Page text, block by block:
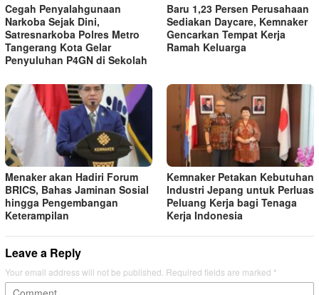
Cegah Penyalahgunaan
Narkoba Sejak Dini,
Satresnarkoba Polres Metro
Tangerang Kota Gelar
Penyuluhan P4GN di Sekolah
Baru 1,23 Persen Perusahaan
Sediakan Daycare, Kemnaker
Gencarkan Tempat Kerja
Ramah Keluarga
Menaker akan Hadiri Forum
BRICS, Bahas Jaminan Sosial
hingga Pengembangan
Keterampilan
Kemnaker Petakan Kebutuhan
Industri Jepang untuk Perluas
Peluang Kerja bagi Tenaga
Kerja Indonesia
Leave a Reply
Your email address will not be published. Required fields are marked *